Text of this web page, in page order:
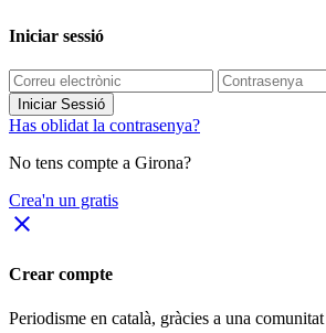
Iniciar sessió
Iniciar Sessió
Has oblidat la contrasenya?
No tens compte a Girona?
Crea'n un gratis
close
Crear compte
Periodisme en català, gràcies a una